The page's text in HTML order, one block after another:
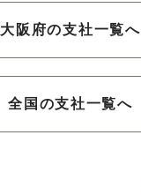
大阪府の支社一覧へ
全国の支社一覧へ